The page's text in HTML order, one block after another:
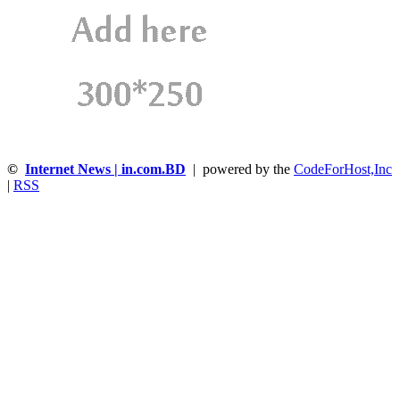
© Internet News | in.com.BD | powered by the CodeForHost,Inc
RSS